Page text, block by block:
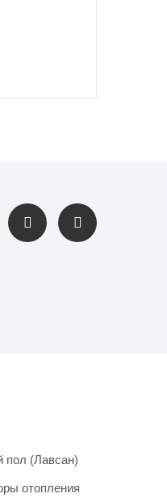
пол (Лавсан)
отопления